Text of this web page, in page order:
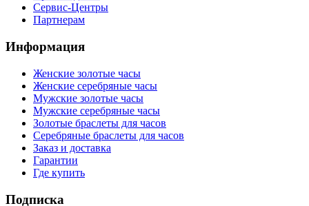
Сервис-Центры
Партнерам
Информация
Женские золотые часы
Женские серебряные часы
Мужские золотые часы
Мужские серебряные часы
Золотые браслеты для часов
Серебряные браслеты для часов
Заказ и доставка
Гарантии
Где купить
Подписка